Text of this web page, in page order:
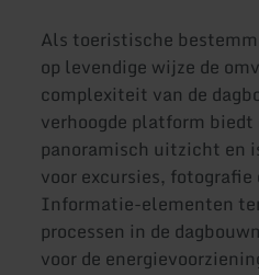
Als toeristische
op levendige wijze de
complexiteit van de
verhoogde platform
panoramisch uitzicht en
voor excursies,
Informatie-elementen
processen in de
voor de